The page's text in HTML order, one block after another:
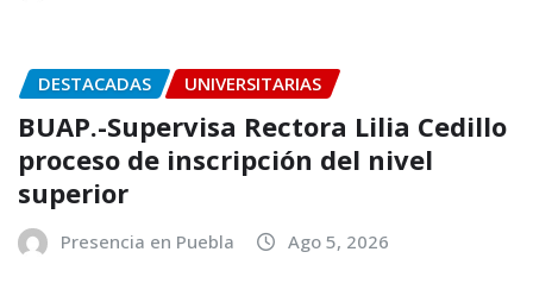
DESTACADAS UNIVERSITARIAS
BUAP.-Supervisa Rectora Lilia Cedillo
proceso de inscripción del nivel
superior
Presencia en Puebla Ago 5, 2026